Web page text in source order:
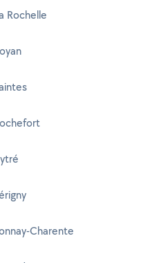
Rochelle
Charente